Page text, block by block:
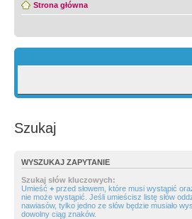
Strona główna
Szukaj
WYSZUKAJ ZAPYTANIE
Szukaj słów kluczowych:
Umieść + przed słowem, które musi wystąpić
nie może wystąpić. Jeśli umieścisz listę słów
nawiasów, tylko jedno ze słów będzie musiało
dowolny ciąg znaków.